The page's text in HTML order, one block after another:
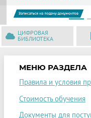
ЦИФРОВАЯ
БИБЛИОТЕКА
МЕНЮ РАЗДЕЛА
Правила и условия
Стоимость обучения
Документы для